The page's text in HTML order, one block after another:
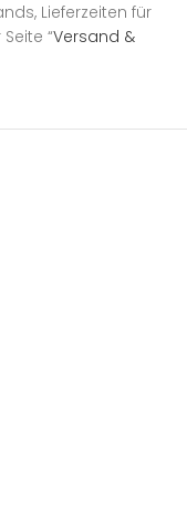
Lieferzeiten für
“Versand &